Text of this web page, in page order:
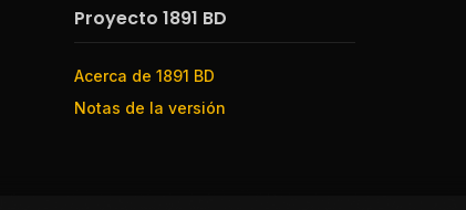
Proyecto 1891 BD
Acerca de 1891 BD
Notas de la versión